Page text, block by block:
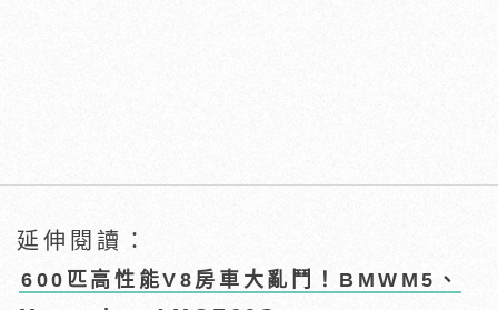
延伸閱讀：
600匹高性能V8房車大亂鬥！BMWM5、